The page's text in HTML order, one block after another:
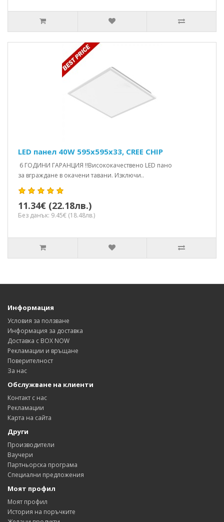
LED панел 40W 595x595x33, CREE CHIP
6 ГОДИНИ ГАРАНЦИЯ !!Висококачествено LED пано
за вграждане в окачени тавани. Изключи..
11.34€ (22.18лв.)
Без данък: 9.45€ (18.48лв.)
Информация
Условия за ползване
Информация за доставка
Доставка с BOX NOW
Рекламации и връщане
Поверителност
За нас
Обслужване на клиенти
Контакт с нас
Рекламации
Карта на сайта
Други
Производители
Ваучери
Партньорска програма
Специални предложения
Моят профил
Моят профил
История на поръчките